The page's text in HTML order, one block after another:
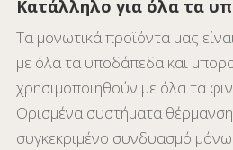
Κατάλληλο για όλα τα
Τα μονωτικά προϊόντα μας
με όλα τα υποδάπεδα και
χρησιμοποιηθούν με όλα τα
Ορισμένα συστήματα
συγκεκριμένο συνδυασμό